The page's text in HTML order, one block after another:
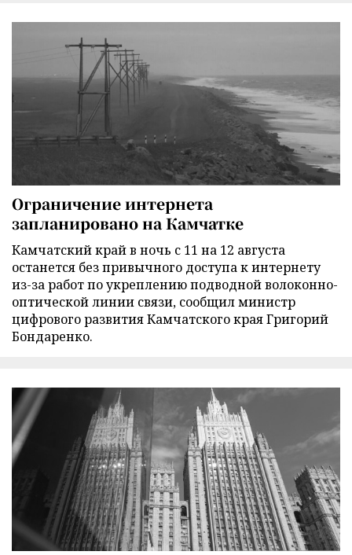
Ограничение интернета
запланировано на Камчатке
Камчатский край в ночь с 11 на 12 августа
останется без привычного доступа к интернету
из-за работ по укреплению подводной волоконно-
оптической линии связи, сообщил министр
цифрового развития Камчатского края Григорий
Бондаренко.